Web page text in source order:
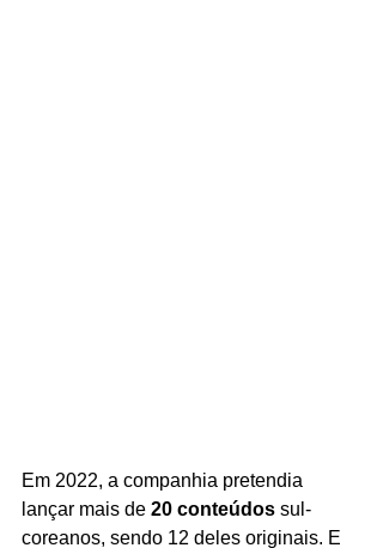
Em 2022, a companhia pretendia
lançar mais de 20 conteúdos sul-
coreanos, sendo 12 deles originais. E